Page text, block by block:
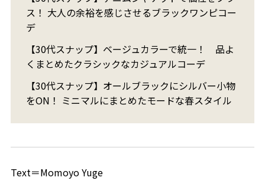
ス！ 大人の余裕を感じさせるブラックワンピコー
デ
【30代スナップ】ベージュカラーで統一！ 品よ
くまとめたクラシックなカジュアルコーデ
【30代スナップ】オールブラックにシルバー小物
をON！ ミニマルにまとめたモードな春スタイル
Text＝Momoyo Yuge